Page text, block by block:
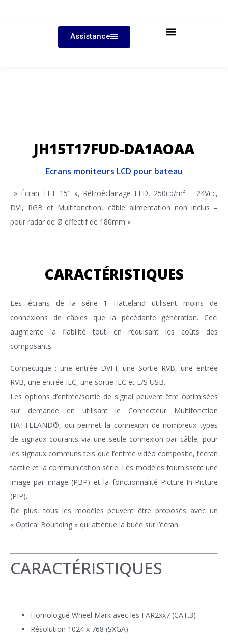
Assistance
JH15T17FUD-DA1AOAA
Ecrans moniteurs LCD pour bateau
» Écran TFT 15″ », Rétroéclairage LED, 250cd/m² – 24Vcc,
DVI, RGB et Multifonction, câble alimentation non inclus –
pour radar de Ø effectif de 180mm «
CARACTÉRISTIQUES
Les écrans de la série 1 Hatteland utilisent moins de
connexions de câbles que la pécédante génération. Ceci
augmente la fiabilité tout en réduisant les coûts des
composants.
Connectique : une entrée DVI-I, une Sortie RVB, une entrée
RVB, une entrée IEC, une sortie IEC et E/S USB.
Les options d’entrée/sortie de signal peuvent être optimisées
sur demande en utilisant le Connecteur Multifonction
HATTELAND®, qui permet la connexion de nombreux types
de signaux courants via une seule connexion par câble, pour
les signaux communs tels que l’entrée vidéo composite, l’écran
tactile et la communication série. Les modèles fournissent une
image par image (PBP) et la fonctionnalité Picture-In-Picture
(PIP).
De plus, tous les modèles peuvent être proposés avec un
« Optical Bounding » qui atténue la buée sur l’écran.
CARACTÉRISTIQUES
Homologué Wheel Mark avec les FAR2xx7 (CAT.3)
Résolution 1024 x 768 (SXGA)